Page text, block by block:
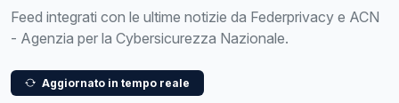
Feed integrati con le ultime notizie da Federprivacy e ACN
- Agenzia per la Cybersicurezza Nazionale.
Aggiornato in tempo reale